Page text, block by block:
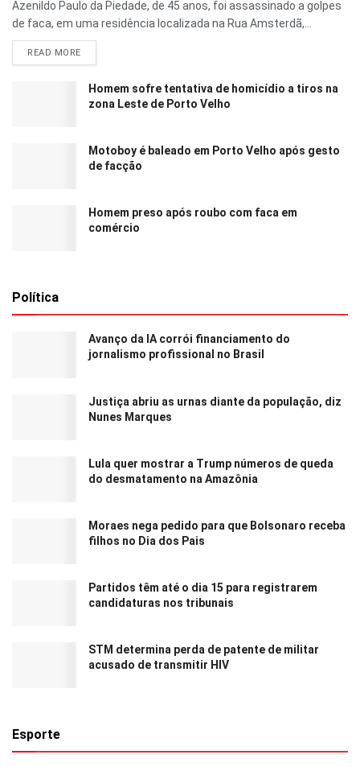
Azenildo Paulo da Piedade, de 45 anos, foi assassinado a golpes
de faca, em uma residência localizada na Rua Amsterdã,...
READ MORE
Homem sofre tentativa de homicídio a tiros na
zona Leste de Porto Velho
Motoboy é baleado em Porto Velho após gesto
de facção
Homem preso após roubo com faca em
comércio
Política
Avanço da IA corrói financiamento do
jornalismo profissional no Brasil
Justiça abriu as urnas diante da população, diz
Nunes Marques
Lula quer mostrar a Trump números de queda
do desmatamento na Amazônia
Moraes nega pedido para que Bolsonaro receba
filhos no Dia dos Pais
Partidos têm até o dia 15 para registrarem
candidaturas nos tribunais
STM determina perda de patente de militar
acusado de transmitir HIV
Esporte